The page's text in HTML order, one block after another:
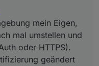
Browser setzt das etwas
mein Eigen,
mal umstellen und
oder HTTPS).
geändert